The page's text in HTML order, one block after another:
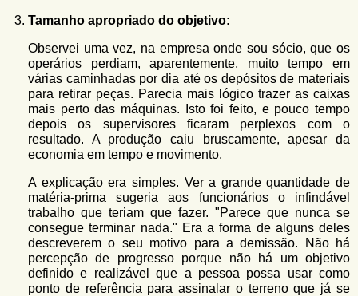
Tamanho apropriado do objetivo:
Observei uma vez, na empresa onde sou sócio, que os
operários perdiam, aparentemente, muito tempo em
várias caminhadas por dia até os depósitos de materiais
para retirar peças. Parecia mais lógico trazer as caixas
mais perto das máquinas. Isto foi feito, e pouco tempo
depois os supervisores ficaram perplexos com o
resultado. A produção caiu bruscamente, apesar da
economia em tempo e movimento.
A explicação era simples. Ver a grande quantidade de
matéria-prima sugeria aos funcionários o infindável
trabalho que teriam que fazer. "Parece que nunca se
consegue terminar nada." Era a forma de alguns deles
descreverem o seu motivo para a demissão. Não há
percepção de progresso porque não há um objetivo
definido e realizável que a pessoa possa usar como
ponto de referência para assinalar o terreno que já se